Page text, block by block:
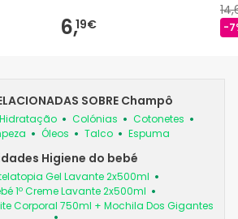
6,19€ -
SOBRE Champô
Hidratação Colónias
Cotonetes
Óleos Talco Espuma
Higiene do bebé
Gel Lavante 2x500ml
1º Creme Lavante 2x500ml
Corporal 750ml + Mochila Dos Gigantes